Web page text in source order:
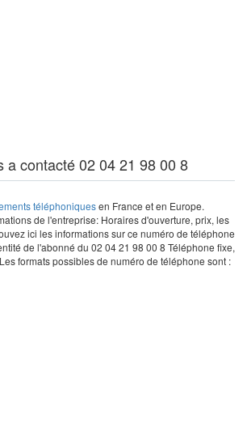
a contacté 02 04 21 98 00 8
téléphoniquesen France et en Europe.
de l'entreprise: Horaires d'ouverture, prix, les
ici les informations sur ce numéro de téléphone
de l'abonné du 02 04 21 98 00 8 Téléphone fixe,
formats possibles de numéro de téléphone sont :